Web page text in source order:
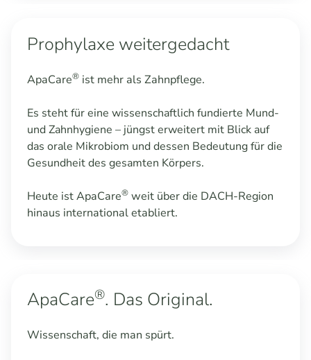
Prophylaxe weitergedacht
ApaCare®ist mehr als Zahnpflege.
Es steht für eine wissenschaftlich fundierte Mund-
und Zahnhygiene – jüngst erweitert mit Blick auf
das orale Mikrobiom und dessen Bedeutung für die
Gesundheit des gesamten Körpers.
Heute ist ApaCare®weit über die DACH-Region
hinaus international etabliert.
ApaCare®. Das Original.
Wissenschaft, die man spürt.